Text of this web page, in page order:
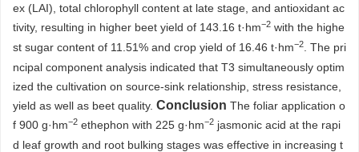
ex (LAI), total chlorophyll content at late stage, and antioxidant ac
tivity, resulting in higher beet yield of 143.16 t·hm−2 with the highe
st sugar content of 11.51% and crop yield of 16.46 t·hm−2
. The pri
ncipal component analysis indicated that T3 simultaneously optim
ized the cultivation on source-sink relationship, stress resistance,
yield as well as beet quality. Conclusion The foliar application o
f 900 g·hm−2 ethephon with 225 g·hm−2 jasmonic acid at the rapi
d leaf growth and root bulking stages was effective in increasing t